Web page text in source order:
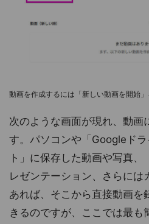
動画を作成するには「新しい動画を開始
次のような画面が現れ、動画
す。パソコンや「Googleド
ト」に保存した動画や写真
レゼンテーション、さらには
あれば、そこから直接動画を
きるのですが、ここでは最も